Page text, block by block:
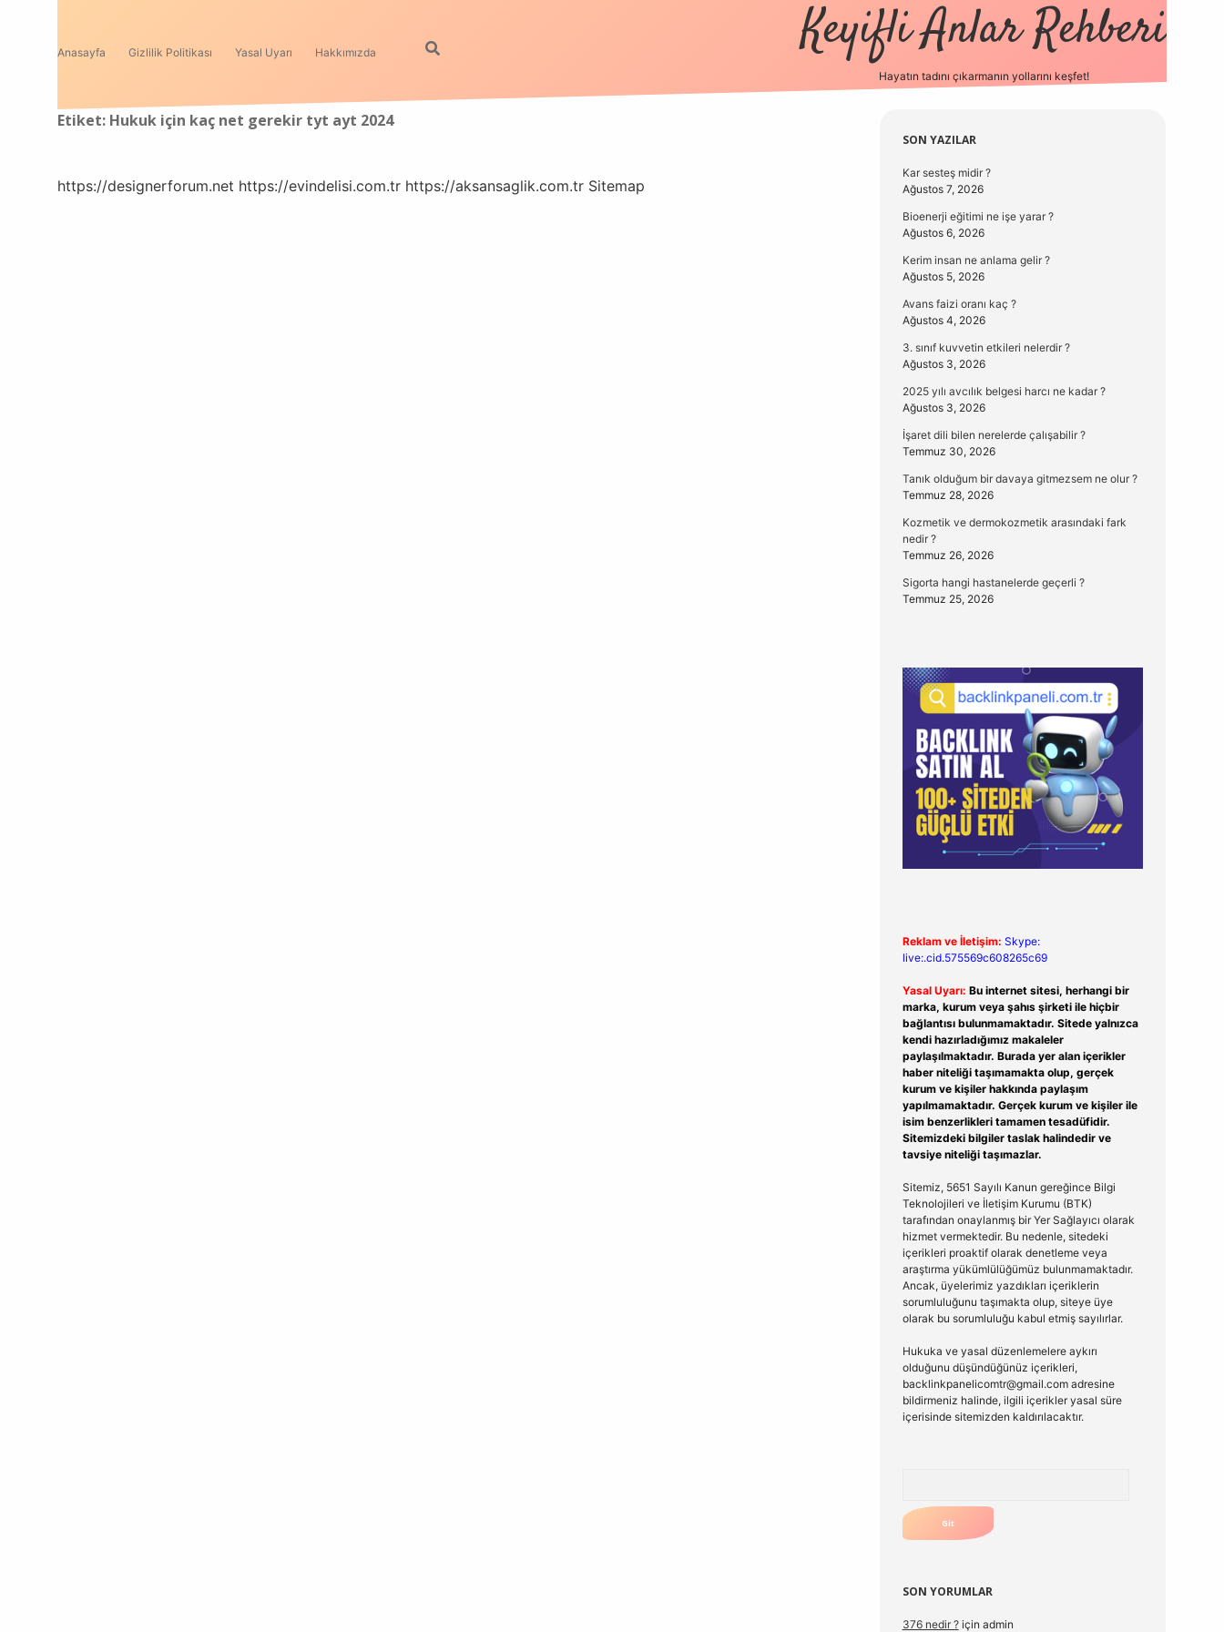
Anasayfa Gizlilik Politikası Yasal Uyarı Hakkımızda Keyifli Anlar Rehberi
Hayatın tadını çıkarmanın yollarını keşfet!
Etiket: Hukuk için kaç net gerekir tyt ayt 2024
https://designerforum.net https://evindelisi.com.tr https://aksansaglik.com.tr Sitemap
Sidebar
SON YAZILAR
Kar sesteş midir ?
Ağustos 7, 2026
Bioenerji eğitimi ne işe yarar ?
Ağustos 6, 2026
Kerim insan ne anlama gelir ?
Ağustos 5, 2026
Avans faizi oranı kaç ?
Ağustos 4, 2026
3. sınıf kuvvetin etkileri nelerdir ?
Ağustos 3, 2026
2025 yılı avcılık belgesi harcı ne kadar ?
Ağustos 3, 2026
İşaret dili bilen nerelerde çalışabilir ?
Temmuz 30, 2026
Tanık olduğum bir davaya gitmezsem ne olur ?
Temmuz 28, 2026
Kozmetik ve dermokozmetik arasındaki fark
nedir ?
Temmuz 26, 2026
Sigorta hangi hastanelerde geçerli ?
Temmuz 25, 2026
Reklam ve İletişim: Skype:
live:.cid.575569c608265c69
Yasal Uyarı: Bu internet sitesi, herhangi bir
marka, kurum veya şahıs şirketi ile hiçbir
bağlantısı bulunmamaktadır. Sitede yalnızca
kendi hazırladığımız makaleler
paylaşılmaktadır. Burada yer alan içerikler
haber niteliği taşımamakta olup, gerçek
kurum ve kişiler hakkında paylaşım
yapılmamaktadır. Gerçek kurum ve kişiler ile
isim benzerlikleri tamamen tesadüfidir.
Sitemizdeki bilgiler taslak halindedir ve
tavsiye niteliği taşımazlar.
Sitemiz, 5651 Sayılı Kanun gereğince Bilgi
Teknolojileri ve İletişim Kurumu (BTK)
tarafından onaylanmış bir Yer Sağlayıcı olarak
hizmet vermektedir. Bu nedenle, sitedeki
içerikleri proaktif olarak denetleme veya
araştırma yükümlülüğümüz bulunmamaktadır.
Ancak, üyelerimiz yazdıkları içeriklerin
sorumluluğunu taşımakta olup, siteye üye
olarak bu sorumluluğu kabul etmiş sayılırlar.
Hukuka ve yasal düzenlemelere aykırı
olduğunu düşündüğünüz içerikleri,
backlinkpanelicomtr@gmail.comadresine
bildirmeniz halinde, ilgili içerikler yasal süre
içerisinde sitemizden kaldırılacaktır.
SON YORUMLAR
376 nedir ?için admin